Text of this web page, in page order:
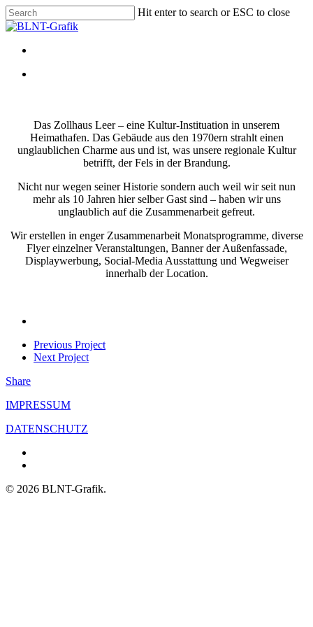
Skip
to
content
Hit enter to search or ESC to close
Close
Das Zollhaus Leer – eine Kultur-Instituation in unserem
Heimathafen. Das Gebäude aus den 1970ern strahlt einen
unglaublichen Charme aus und ist, was unsere regionale Kultur
betrifft, der Fels in der Brandung.
Nicht nur wegen seiner Historie sondern auch weil wir seit nun
mehr als 10 Jahren hier selber Gast sind – haben wir uns
unglaublich auf die Zusammenarbeit gefreut.
Wir erstellen in enger Zusammenarbeit Monatsprogramme, diverse
Flyer einzelner Veranstaltungen, Banner der Außenfassade,
Displaywerbung, Social-Media Ausstattung und Wegweiser
innerhalb der Location.
Previous Project
Next Project
Share
IMPRESSUM
DATENSCHUTZ
© 2026 BLNT-Grafik.